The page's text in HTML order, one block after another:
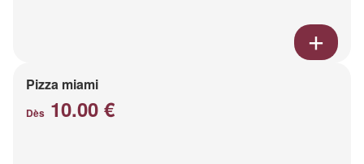
Pizza miami
Dès 10.00 €